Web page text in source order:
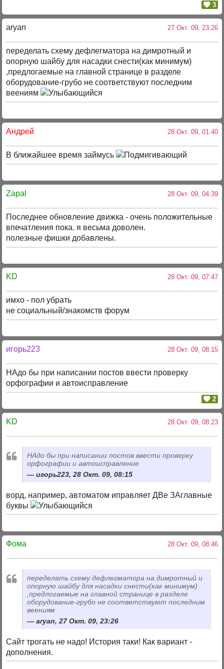
3
aryan 27 Окт. 09, 23:26
переделать схему дефлегматора на димротный и
опорную шайбу для насадки снести(как минимум)
,предлогаемые на главной странице в разделе
оборудование-грубо не соответствуют последним
веениям
Андрей 28 Окт. 09, 01:40
В ближайшее время займусь
Zapal 28 Окт. 09, 04:39
Последнее обновление движка - очень положительные
впечатления пока. я весьма доволен.
полезные фишки добавлены.
KD 28 Окт. 09, 07:47
имхо - пол убрать
не социальный/знакомств форум
игорь223 28 Окт. 09, 08:15
НАдо бы при написании постов ввести проверку
орфографии и автоисправление
2
KD 28 Окт. 09, 08:23
НАдо бы при написании постов ввести проверку
орфографии и автоисправление
игорь223, 28 Окт. 09, 08:15
ворд, например, автоматом иправляет ДВе ЗАглавные
буквы
Фома 28 Окт. 09, 08:46
переделать схему дефлегматора на димротный и
опорную шайбу для насадки снести(как минимум)
,предлогаемые на главной странице в разделе
оборудование-грубо не соответствуют последним
веениям
aryan, 27 Окт. 09, 23:26
Сайт трогать не надо! История таки! Как вариант -
дополнения.